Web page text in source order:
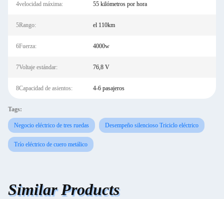
4velocidad máxima: 55 kilómetros por hora
5Rango: el 110km
6Fuerza: 4000w
7Voltaje estándar: 76,8 V
8Capacidad de asientos: 4-6 pasajeros
Tags:
Negocio eléctrico de tres ruedas Desempeño silencioso Triciclo eléctrico
Trío eléctrico de cuero metálico
Similar Products